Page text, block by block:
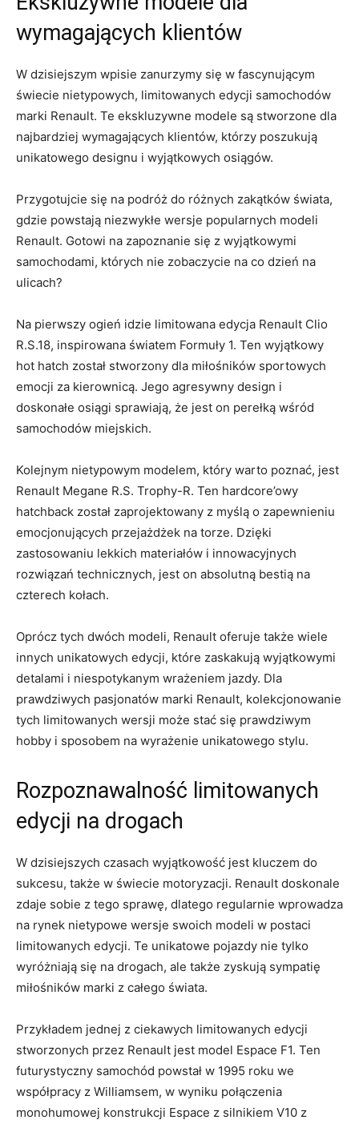
wymagających klientów
W dzisiejszym wpisie zanurzymy się ⁤w fascynującym
‌świecie nietypowych, limitowanych edycji samochodów
marki Renault. Te ekskluzywne ‌modele są stworzone dla
‍najbardziej wymagających​ klientów, którzy poszukują
unikatowego designu i wyjątkowych osiągów.
Przygotujcie się na podróż​ do różnych zakątków świata,​
gdzie powstają niezwykłe wersje popularnych modeli
Renault. Gotowi na zapoznanie się z⁤ wyjątkowymi
samochodami, których nie zobaczycie na co dzień na‍
ulicach?
Na pierwszy ogień idzie limitowana edycja Renault ⁤Clio
R.S.18,⁢ inspirowana światem Formuły 1. Ten wyjątkowy
hot ‍hatch został ‍stworzony dla miłośników ⁢sportowych
emocji ‍za kierownicą. Jego agresywny design i
doskonałe osiągi sprawiają, że jest on perełką wśród
samochodów miejskich.
Kolejnym nietypowym modelem, ⁤który⁢ warto poznać, jest
Renault Megane R.S. Trophy-R.⁤ Ten hardcore’owy
⁣hatchback został zaprojektowany z myślą o zapewnieniu
emocjonujących przejażdżek ⁢na torze.‌ Dzięki
⁤zastosowaniu ⁤lekkich materiałów i innowacyjnych
rozwiązań⁢ technicznych, jest on‍ absolutną bestią na
czterech kołach.
Oprócz tych dwóch ‌modeli,‌ Renault oferuje także wiele
innych ⁣unikatowych edycji, które zaskakują wyjątkowymi
detalami i niespotykanym wrażeniem jazdy. Dla
prawdziwych pasjonatów marki Renault, kolekcjonowanie
tych ⁤limitowanych wersji może stać się prawdziwym
hobby ⁣i sposobem na wyrażenie unikatowego stylu.
Rozpoznawalność limitowanych
edycji na drogach
W ⁤dzisiejszych czasach wyjątkowość jest kluczem do​
sukcesu, także ‌w świecie ​motoryzacji. Renault⁤ doskonale
zdaje ⁤sobie z tego sprawę, dlatego regularnie wprowadza
na rynek⁢ nietypowe wersje swoich modeli w postaci
limitowanych ⁢edycji. Te ⁢unikatowe pojazdy nie tylko
wyróżniają się na drogach,⁣ ale także ‍zyskują sympatię
miłośników marki ⁤z całego świata.
Przykładem jednej z ciekawych limitowanych edycji
stworzonych przez Renault jest‍ model Espace F1. Ten
futurystyczny samochód powstał w 1995 roku we⁤
współpracy z Williamsem, w wyniku połączenia
⁢monohumowej konstrukcji Espace z silnikiem V10 z